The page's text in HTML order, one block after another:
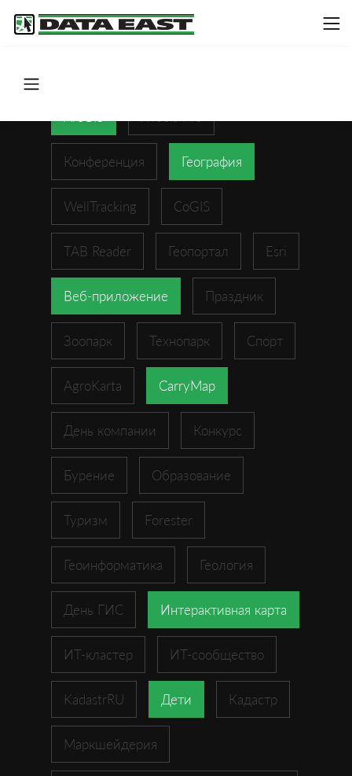
Конференция География
WellTracking CoGIS
TAB Reader Геопортал Esri
Веб-приложение Праздник
Зоопарк Технопарк Спорт
AgroKarta CarryMap
День компании Конкурс
Бурение Образование
Туризм Forester
Геоинформатика Геология
День ГИС Интерактивная карта
ИТ-кластер ИТ-сообщество
KadastrRU Дети Кадастр
Маркшейдерия